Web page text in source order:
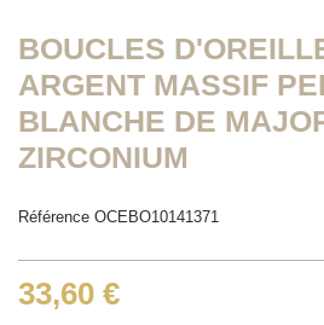
BOUCLES
ARGENT MASSIF
BLANCHE DE
ZIRCONIUM
Référence OCEBO10141371
33,60 €